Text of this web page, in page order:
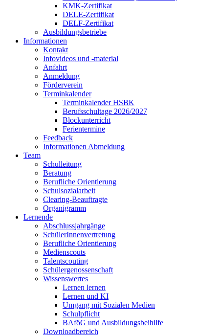
KMK-Zertifikat
DELE-Zertifikat
DELF-Zertifikat
Ausbildungsbetriebe
Informationen
Kontakt
Infovideos und -material
Anfahrt
Anmeldung
Förderverein
Terminkalender
Terminkalender HSBK
Berufsschultage 2026/2027
Blockunterricht
Ferientermine
Feedback
Informationen Abmeldung
Team
Schulleitung
Beratung
Berufliche Orientierung
Schulsozialarbeit
Clearing-Beauftragte
Organigramm
Lernende
Abschlussjahrgänge
SchülerInnenvertretung
Berufliche Orientierung
Medienscouts
Talentscouting
Schüler­genossen­schaft
Wissenswertes
Lernen lernen
Lernen und KI
Umgang mit Sozialen Medien
Schulpflicht
BAföG und Ausbildungsbeihilfe
Downloadbereich